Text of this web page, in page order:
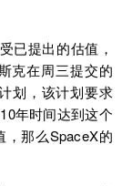
已提出的估值，
克在周三提交的
划，该计划要求
年时间达到这个
，那么SpaceX的